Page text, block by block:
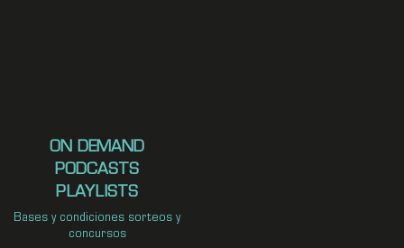
ON DEMAND
PODCASTS
PLAYLISTS
Bases y condiciones sorteos y
concursos